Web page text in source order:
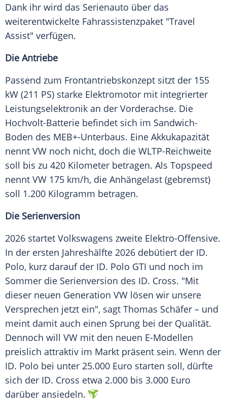
Dank ihr wird das Serienauto über das
weiterentwickelte Fahrassistenzpaket "Travel
Assist" verfügen.
Die Antriebe
Passend zum Frontantriebskonzept sitzt der 155
kW (211 PS) starke Elektromotor mit integrierter
Leistungselektronik an der Vorderachse. Die
Hochvolt-Batterie befindet sich im Sandwich-
Boden des MEB+-Unterbaus. Eine Akkukapazität
nennt VW noch nicht, doch die WLTP-Reichweite
soll bis zu 420 Kilometer betragen. Als Topspeed
nennt VW 175 km/h, die Anhängelast (gebremst)
soll 1.200 Kilogramm betragen.
Die Serienversion
2026 startet Volkswagens zweite Elektro-Offensive.
In der ersten Jahreshälfte 2026 debütiert der ID.
Polo, kurz darauf der ID. Polo GTI und noch im
Sommer die Serienversion des ID. Cross. "Mit
dieser neuen Generation VW lösen wir unsere
Versprechen jetzt ein", sagt Thomas Schäfer – und
meint damit auch einen Sprung bei der Qualität.
Dennoch will VW mit den neuen E-Modellen
preislich attraktiv im Markt präsent sein. Wenn der
ID. Polo bei unter 25.000 Euro starten soll, dürfte
sich der ID. Cross etwa 2.000 bis 3.000 Euro
darüber ansiedeln.